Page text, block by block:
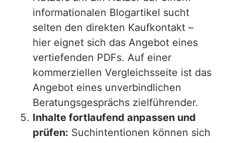
informationalen Blogartikel sucht
selten den direkten Kaufkontakt –
hier eignet sich das Angebot eines
vertiefenden PDFs. Auf einer
kommerziellen Vergleichsseite ist das
Angebot eines unverbindlichen
Beratungsgesprächs zielführender.
Inhalte fortlaufend anpassen und
prüfen: Suchintentionen können sich